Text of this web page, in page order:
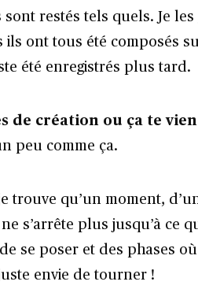
restés tels quels. Je les
ils ont tous été composés
été enregistrés plus tard.
de création ou ça te
peu comme ça.
trouve qu’un moment,
s’arrête plus jusqu’à ce
se poser et des phases
envie de tourner !